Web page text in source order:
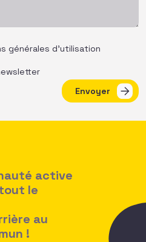
générales d’utilisation
Envoyer
active
le
au
!